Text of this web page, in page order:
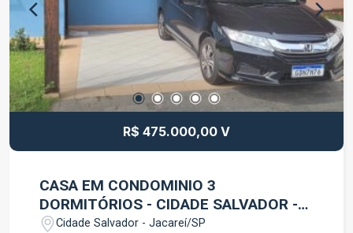
principais vias da cidade. Uma ótima
oportunidade para quem deseja conquistar seu
novo lar em Jacareí. Agende sua visita e venha
conhecer este excelente imóvel.
R$ 475.000,00 V
CASA EM CONDOMINIO 3
DORMITÓRIOS - CIDADE SALVADOR -
JACAREÍ
Cidade Salvador - Jacareí/SP